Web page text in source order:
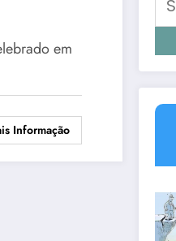
em
Informação